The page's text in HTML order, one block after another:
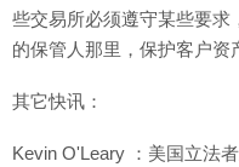
些交易所必须遵守某些要求
的保管人那里，保护客户资
其它快讯：
Kevin O'Leary ：美国立法